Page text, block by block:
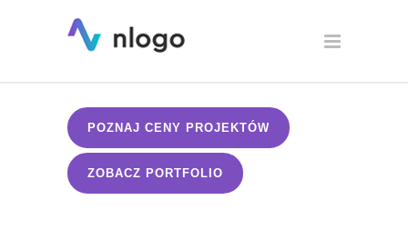
Projektowanie logo Wrocław
POZNAJ CENY PROJEKTÓW
ZOBACZ PORTFOLIO